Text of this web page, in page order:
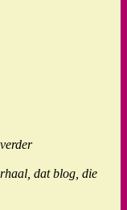
dat blog, die